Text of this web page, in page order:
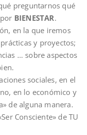
preguntarnos qué
BIENESTAR.
en la que iremos
y proyectos;
… sobre aspectos
sociales, en el
en lo económico y
de alguna manera.
Consciente» de TU